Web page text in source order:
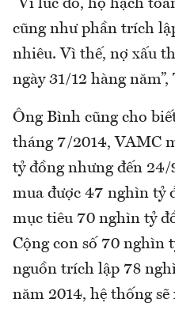
“Vì lúc đó, họ hạch
cũng như phần trích
nhiêu. Vì thế, nợ xấu
ngày 31/12 hàng
Ông Bình cũng cho
tháng 7/2014, VAMC
tỷ đồng nhưng đến
mua được 47 nghìn tỷ
mục tiêu 70 nghìn tỷ
Cộng con số 70 nghìn
nguồn trích lập 78
năm 2014, hệ thống